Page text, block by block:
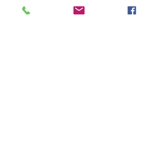
grandense e graduada e Artes